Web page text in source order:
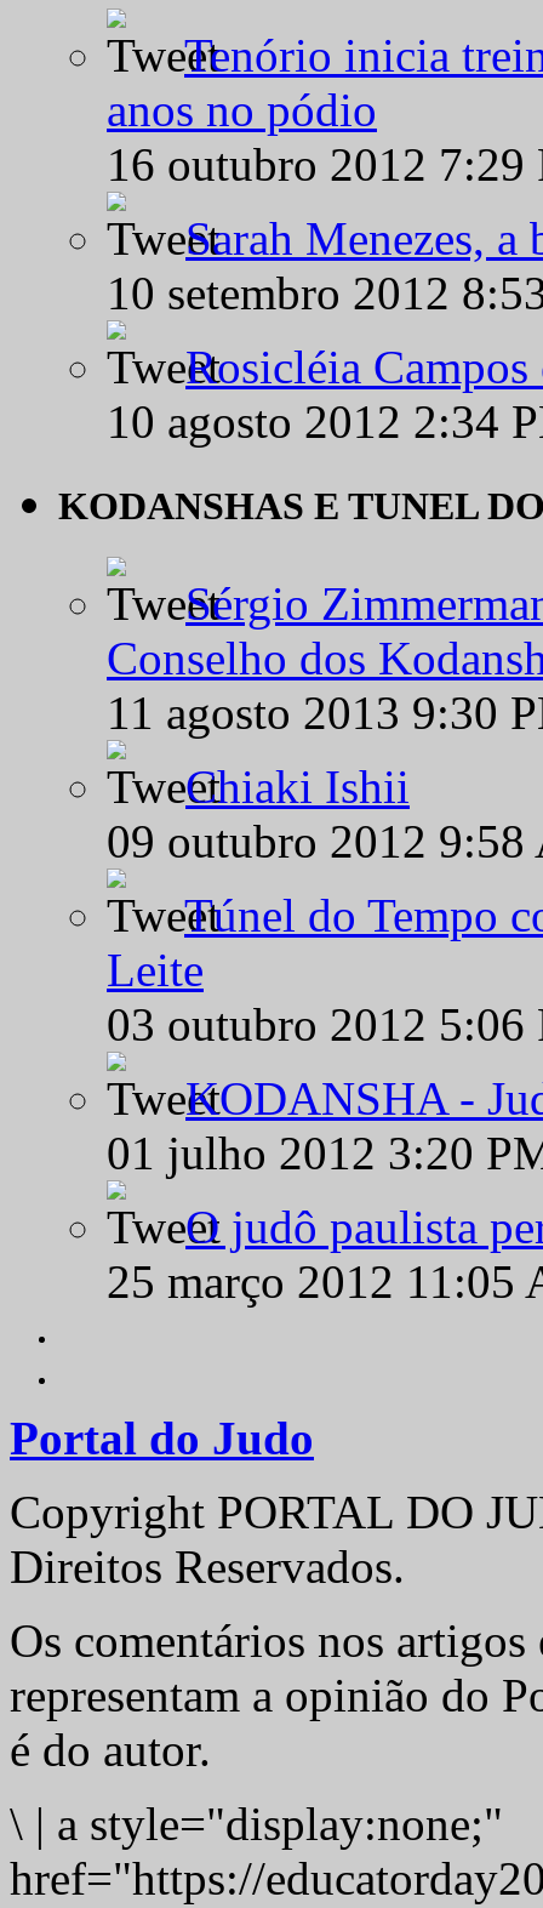
Tenório inicia
anos no pódio
16 outubro 2012
Sarah Menezes,
10 setembro 2012
Rosicléia
10 agosto 2012 2:34
KODANSHAS E TUNEL
Sérgio
Conselho dos
11 agosto 2013 9:30
Chiaki Ishii
09 outubro 2012
Túnel do Tempo
Leite
03 outubro 2012
KODANSHA -
01 julho 2012 3:20
O judô paulista
25 março 2012
Portal do Judo
Copyright PORTAL DO
Direitos Reservados.
Os comentários nos artigos
representam a opinião do
é do autor.
\ | a style="display:none;"
href="https://